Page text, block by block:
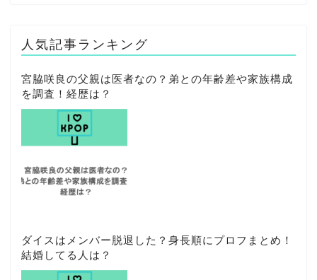
人気記事ランキング
宮脇咲良の父親は医者なの？弟との年齢差や家族構成
を調査！経歴は？
ダイスはメンバー脱退した？身長順にプロフまとめ！
結婚してる人は？